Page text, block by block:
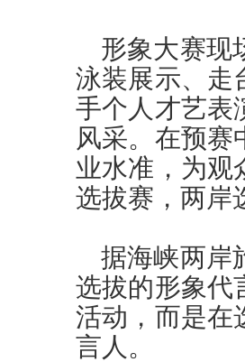
形象大赛现
泳装展示、走
手个人才艺表
风采。在预赛
业水准，为观
选拔赛，两岸
据海峡两岸
选拔的形象代
活动，而是在
言人。